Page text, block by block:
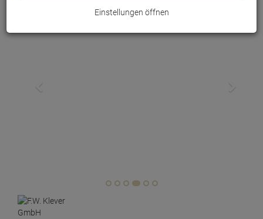
Einstellungen öffnen